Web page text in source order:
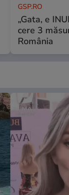
GSP.RO
„Gata, e
cere 3
România